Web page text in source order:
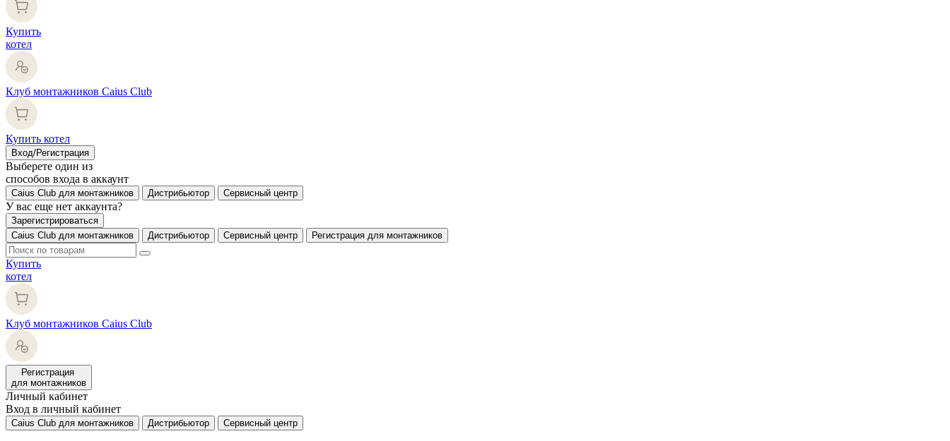
Купить
котел
Клуб монтажников Caius Club
Купить котел
Вход/Регистрация
Выберете один из
способов входа в аккаунт
Caius Club для монтажников Дистрибьютор Сервисный центр
У вас еще нет аккаунта?
Зарегистрироваться
Caius Club для монтажников
Дистрибьютор Сервисный центр Регистрация для монтажников
Купить
котел
Клуб монтажников Caius Club
Регистрация
для монтажников
Личный кабинет
Вход в личный кабинет
Caius Club для монтажников Дистрибьютор Сервисный центр